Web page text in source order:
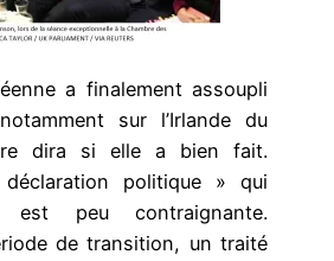
a finalement assoupli
sur l’Irlande du
dira si elle a bien fait.
politique » qui
est peu contraignante.
de transition, un traité